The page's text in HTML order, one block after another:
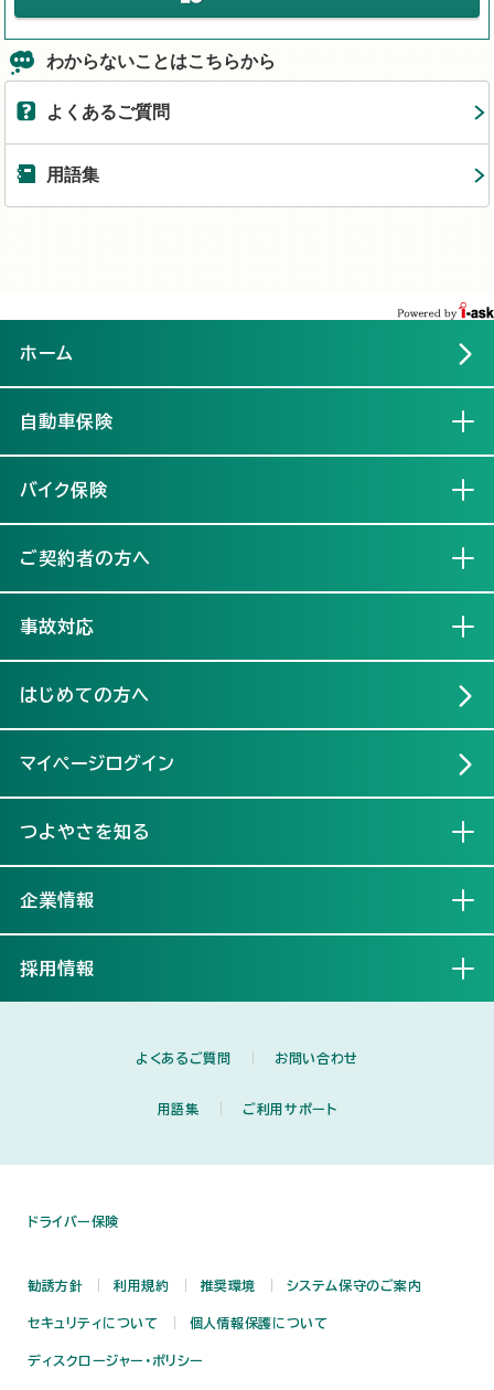
わからないことはこちらから
よくあるご質問
用語集
ホーム
自動車保険
バイク保険
ご契約者の方へ
事故対応
はじめての方へ
マイページログイン
つよやさを知る
企業情報
採用情報
よくあるご質問 お問い合わせ
用語集 ご利用サポート
ドライバー保険
勧誘方針 利用規約 推奨環境 システム保守のご案内
セキュリティについて 個人情報保護について
ディスクロージャー・ポリシー